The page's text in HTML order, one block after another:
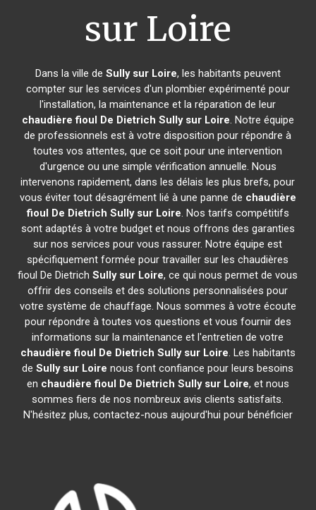
sur Loire
Dans la ville de Sully sur Loire, les habitants peuvent
compter sur les services d'un plombier expérimenté pour
l'installation, la maintenance et la réparation de leur
chaudière fioul De Dietrich Sully sur Loire. Notre équipe
de professionnels est à votre disposition pour répondre à
toutes vos attentes, que ce soit pour une intervention
d'urgence ou une simple vérification annuelle. Nous
intervenons rapidement, dans les délais les plus brefs, pour
vous éviter tout désagrément lié à une panne de chaudière
fioul De Dietrich Sully sur Loire. Nos tarifs compétitifs
sont adaptés à votre budget et nous offrons des garanties
sur nos services pour vous rassurer. Notre équipe est
spécifiquement formée pour travailler sur les chaudières
fioul De DietrichSully sur Loire, ce qui nous permet de vous
offrir des conseils et des solutions personnalisées pour
votre système de chauffage. Nous sommes à votre écoute
pour répondre à toutes vos questions et vous fournir des
informations sur la maintenance et l'entretien de votre
chaudière fioul De Dietrich Sully sur Loire. Les habitants
deSully sur Loire nous font confiance pour leurs besoins
en chaudière fioul De Dietrich Sully sur Loire, et nous
sommes fiers de nos nombreux avis clients satisfaits.
N'hésitez plus, contactez-nous aujourd'hui pour bénéficier